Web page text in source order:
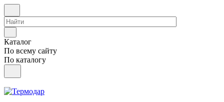
Каталог
По всему сайту
По каталогу